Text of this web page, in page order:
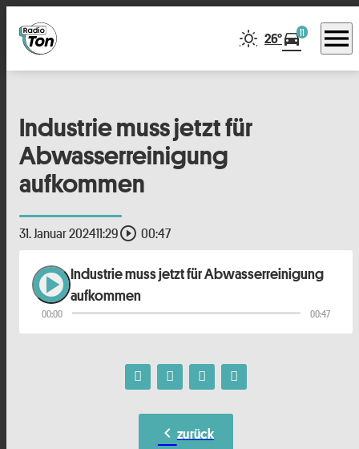
26°directions_car11 menu
Industrie muss jetzt für
Abwasserreinigung
aufkommen
31. Januar 202411:29play_circle_outline 00:47
play_arrow Industrie muss jetzt für Abwasserreinigung
aufkommen
00:00 00:47
chevron_left zurück